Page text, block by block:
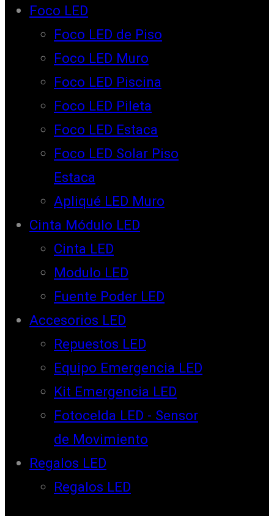
Foco LED
Foco LED de Piso
Foco LED Muro
Foco LED Piscina
Foco LED Pileta
Foco LED Estaca
Foco LED Solar Piso
Estaca
Apliqué LED Muro
Cinta Módulo LED
Cinta LED
Modulo LED
Fuente Poder LED
Accesorios LED
Repuestos LED
Equipo Emergencia LED
Kit Emergencia LED
Fotocelda LED - Sensor
de Movimiento
Regalos LED
Regalos LED